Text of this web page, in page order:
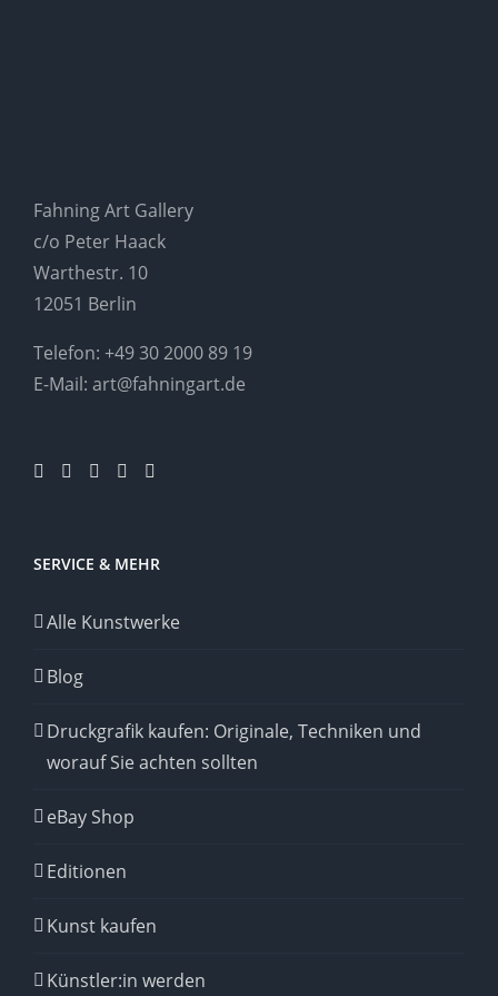
Fahning Art Gallery
c/o Peter Haack
Warthestr. 10
12051 Berlin
Telefon: +49 30 2000 89 19
E-Mail: art@fahningart.de
SERVICE & MEHR
Alle Kunstwerke
Blog
Druckgrafik kaufen: Originale, Techniken und
worauf Sie achten sollten
eBay Shop
Editionen
Kunst kaufen
Künstler:in werden